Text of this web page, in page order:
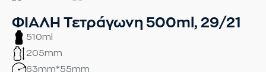
ΦΙΑΛΗ Τετράγωνη 500ml, 29/21
510ml
205mm
63mm*55mm